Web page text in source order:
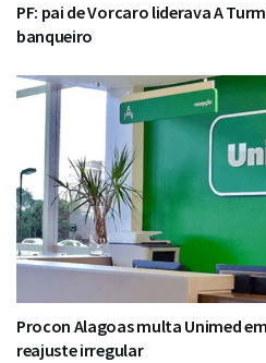
PF: pai de Vorcaro liderava A
banqueiro
Procon Alagoas multa Unimed
reajuste irregular